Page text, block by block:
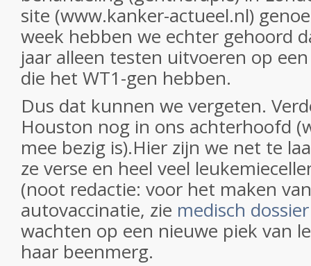
site (www.kanker-actueel.nl)
week hebben we echter gehoord
jaar alleen testen uitvoeren op
die het WT1-gen hebben.
Dus dat kunnen we vergeten.
Houston nog in ons achterhoofd
mee bezig is).Hier zijn we net te
ze verse en heel veel
(noot redactie: voor het maken
autovaccinatie, zie medisch
wachten op een nieuwe piek van
haar beenmerg.